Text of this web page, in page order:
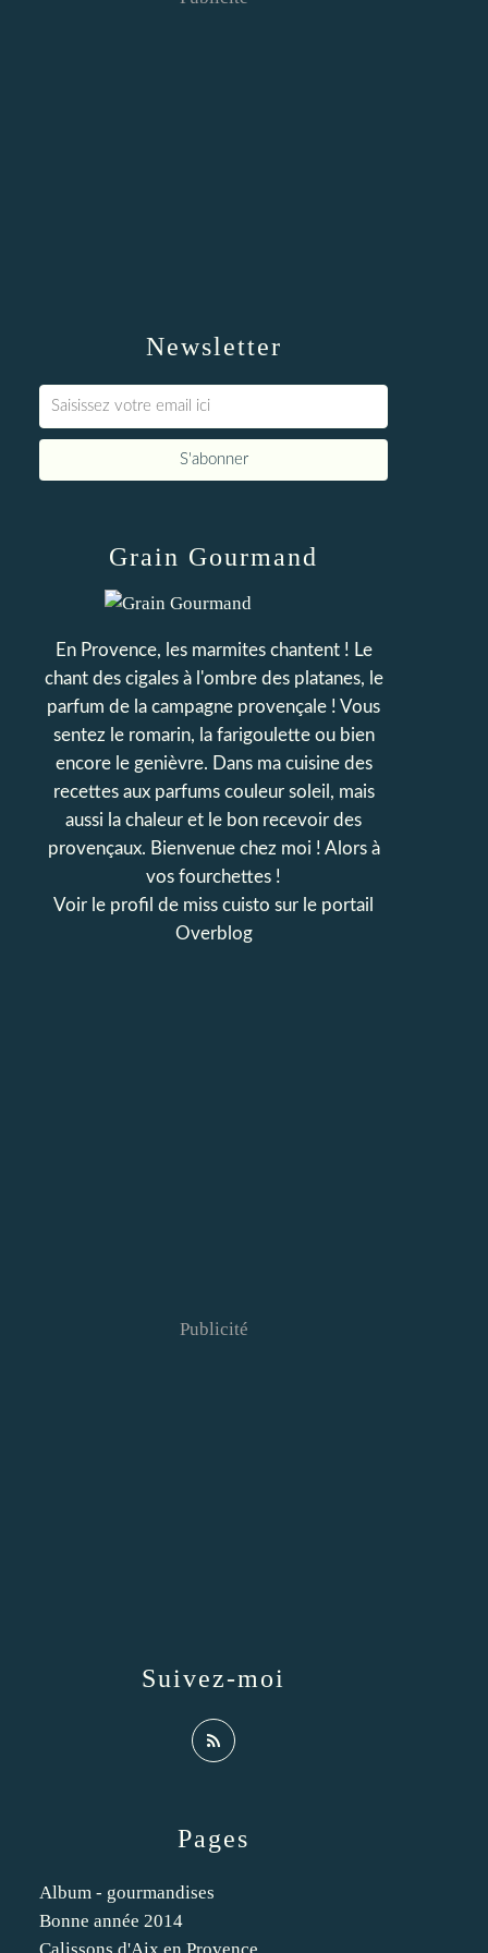
Newsletter
Pages
Album - gourmandises
Bonne année 2014
Grain Gourmand
En Provence, les marmites chantent ! Le
chant des cigales à l'ombre des platanes, le
parfum de la campagne provençale ! Vous
sentez le romarin, la farigoulette ou bien
encore le genièvre. Dans ma cuisine des
recettes aux parfums couleur soleil, mais
aussi la chaleur et le bon recevoir des
provençaux. Bienvenue chez moi ! Alors à
vos fourchettes !
Voir le profil de miss cuisto sur le portail
Overblog
Suivez-moi
Publicité